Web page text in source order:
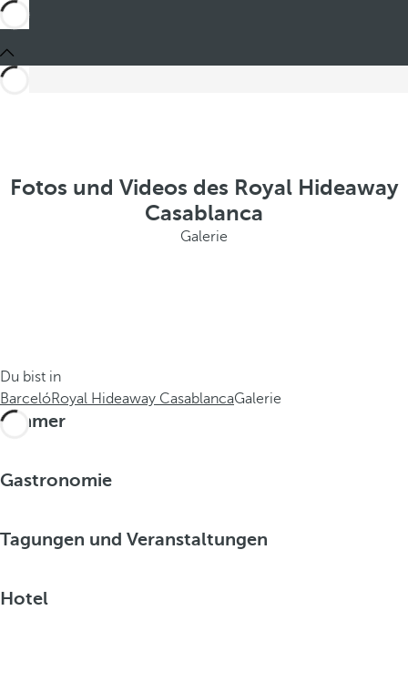
Fotos und Videos des Royal Hideaway
Casablanca
Galerie
Du bist in
BarcelóRoyal Hideaway CasablancaGalerie
Zimmer
Gastronomie
Tagungen und Veranstaltungen
Hotel